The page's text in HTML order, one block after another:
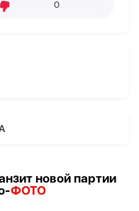
0
новой партии
ФОТО